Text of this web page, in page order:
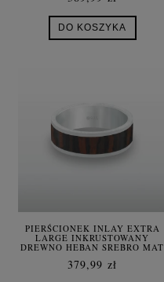
DO KOSZYKA
PIERŚCIONEK INLAY EXTRA
LARGE INKRUSTOWANY
DREWNO HEBAN SREBRO MAT
379,99 zł